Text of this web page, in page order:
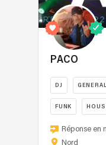
dj-
set
sur
mesure,
pouvant
pimentés
de
nouveaux
House
PACO
DJ
FUNK
DJ
spécialisé
Réponse en
Nord